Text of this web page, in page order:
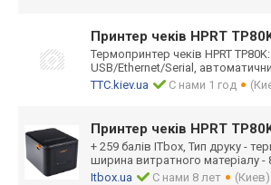
Принтер чеків HPRT
Термопринтер чеків HPRT
USB/Ethernet/Serial,
TTC.kiev.ua
С нами 1 год
Принтер чеків HPRT
+ 259 балів ITbox, Тип друку -
ширина витратного матеріалу -
Itbox.ua
С нами 8 лет (Киев)